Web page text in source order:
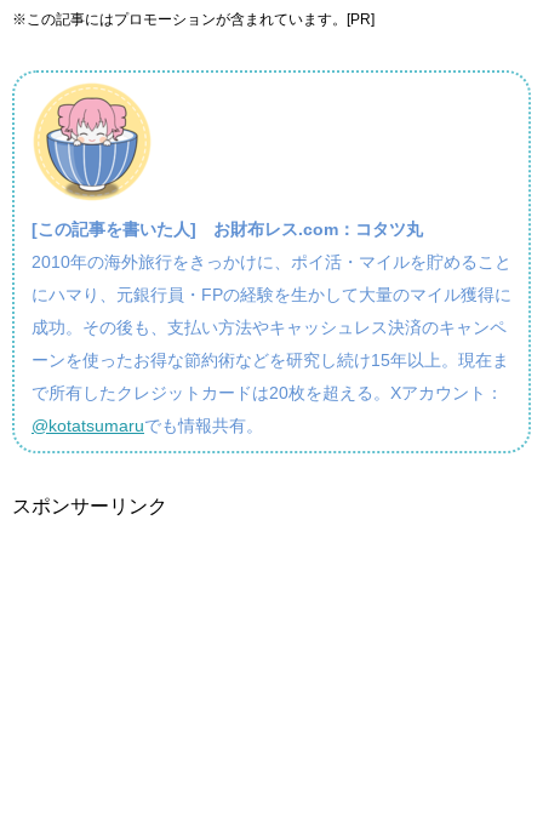
※この記事にはプロモーションが含まれています。[PR]
[この記事を書いた人] お財布レス.com：コタツ丸
2010年の海外旅行をきっかけに、ポイ活・マイルを貯めること
にハマり、元銀行員・FPの経験を生かして大量のマイル獲得に
成功。その後も、支払い方法やキャッシュレス決済のキャンペ
ーンを使ったお得な節約術などを研究し続け15年以上。現在ま
で所有したクレジットカードは20枚を超える。Xアカウント：
@kotatsumaruでも情報共有。
スポンサーリンク